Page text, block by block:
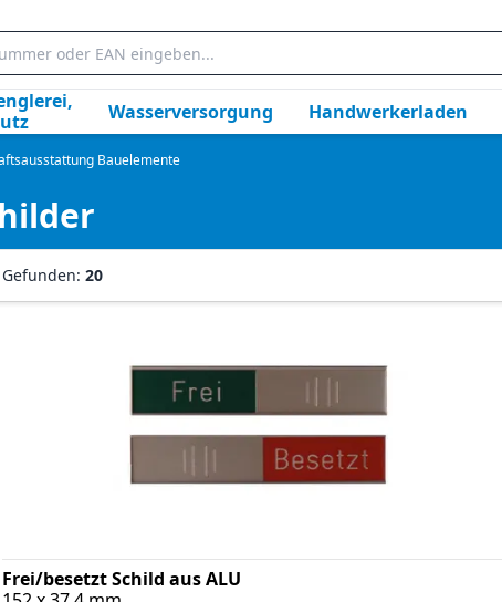
Wasserversorgung Handwerkerladen
Bauelemente
Gefunden: 20
Frei/besetzt Schild aus ALU